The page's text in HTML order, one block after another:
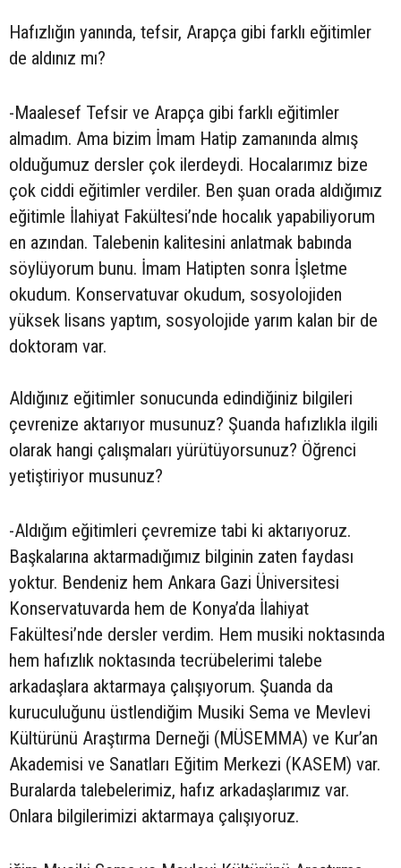
Hafızlığın yanında, tefsir, Arapça gibi farklı eğitimler
de aldınız mı?
-Maalesef Tefsir ve Arapça gibi farklı eğitimler
almadım. Ama bizim İmam Hatip zamanında almış
olduğumuz dersler çok ilerdeydi. Hocalarımız bize
çok ciddi eğitimler verdiler. Ben şuan orada aldığımız
eğitimle İlahiyat Fakültesi’nde hocalık yapabiliyorum
en azından. Talebenin kalitesini anlatmak babında
söylüyorum bunu. İmam Hatipten sonra İşletme
okudum. Konservatuvar okudum, sosyolojiden
yüksek lisans yaptım, sosyolojide yarım kalan bir de
doktoram var.
Aldığınız eğitimler sonucunda edindiğiniz bilgileri
çevrenize aktarıyor musunuz? Şuanda hafızlıkla ilgili
olarak hangi çalışmaları yürütüyorsunuz? Öğrenci
yetiştiriyor musunuz?
-Aldığım eğitimleri çevremize tabi ki aktarıyoruz.
Başkalarına aktarmadığımız bilginin zaten faydası
yoktur. Bendeniz hem Ankara Gazi Üniversitesi
Konservatuvarda hem de Konya’da İlahiyat
Fakültesi’nde dersler verdim. Hem musiki noktasında
hem hafızlık noktasında tecrübelerimi talebe
arkadaşlara aktarmaya çalışıyorum. Şuanda da
kuruculuğunu üstlendiğim Musiki Sema ve Mevlevi
Kültürünü Araştırma Derneği (MÜSEMMA) ve Kur’an
Akademisi ve Sanatları Eğitim Merkezi (KASEM) var.
Buralarda talebelerimiz, hafız arkadaşlarımız var.
Onlara bilgilerimizi aktarmaya çalışıyoruz.